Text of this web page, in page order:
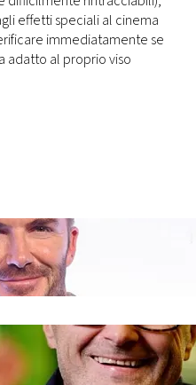
effetti speciali al cinema
immediatamente se
adatto al proprio viso